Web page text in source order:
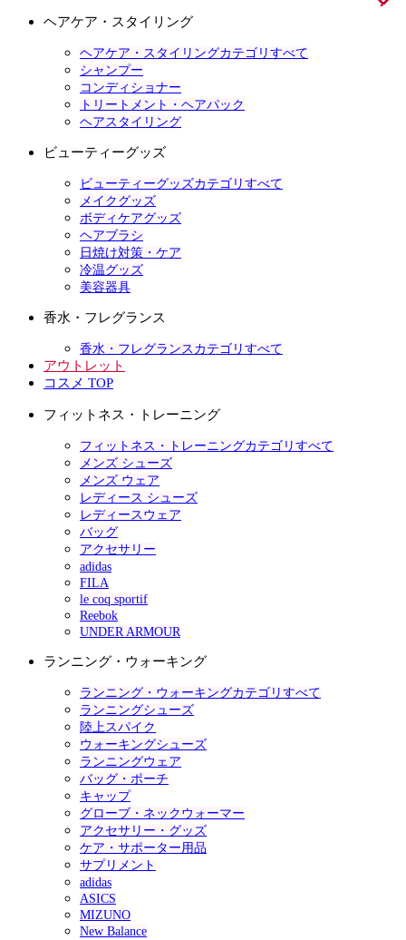
ヘアケア・スタイリング
ヘアケア・スタイリングカテゴリすべて
シャンプー
コンディショナー
トリートメント・ヘアパック
ヘアスタイリング
ビューティーグッズ
ビューティーグッズカテゴリすべて
メイクグッズ
ボディケアグッズ
ヘアブラシ
日焼け対策・ケア
冷温グッズ
美容器具
香水・フレグランス
香水・フレグランスカテゴリすべて
アウトレット
コスメ TOP
フィットネス・トレーニング
フィットネス・トレーニングカテゴリすべて
メンズ シューズ
メンズ ウェア
レディース シューズ
レディースウェア
バッグ
アクセサリー
adidas
FILA
le coq sportif
Reebok
UNDER ARMOUR
ランニング・ウォーキング
ランニング・ウォーキングカテゴリすべて
ランニングシューズ
陸上スパイク
ウォーキングシューズ
ランニングウェア
バッグ・ポーチ
キャップ
グローブ・ネックウォーマー
アクセサリー・グッズ
ケア・サポーター用品
サプリメント
adidas
ASICS
MIZUNO
New Balance